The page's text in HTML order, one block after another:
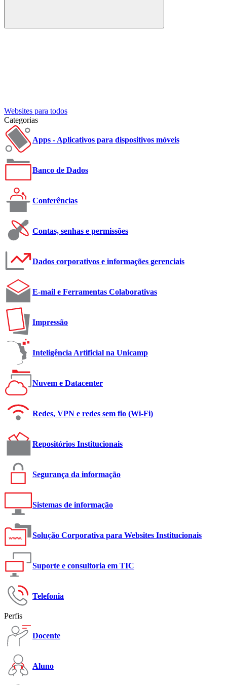
Buscar
Websites para todos
Categorias
Apps - Aplicativos para dispositivos móveis
Banco de Dados
Conferências
Contas, senhas e permissões
Dados corporativos e informações gerenciais
E-mail e Ferramentas Colaborativas
Impressão
Inteligência Artificial na Unicamp
Nuvem e Datacenter
Redes, VPN e redes sem fio (Wi-Fi)
Repositórios Institucionais
Segurança da informação
Sistemas de informação
Solução Corporativa para Websites Institucionais
Suporte e consultoria em TIC
Telefonia
Perfis
Docente
Aluno